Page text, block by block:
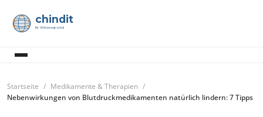
chindit
Ihr Wissensportal
Startseite
Medikamente & Therapien
Nebenwirkungen von Blutdruckmedikamenten natürlich lindern: 7 Tipps